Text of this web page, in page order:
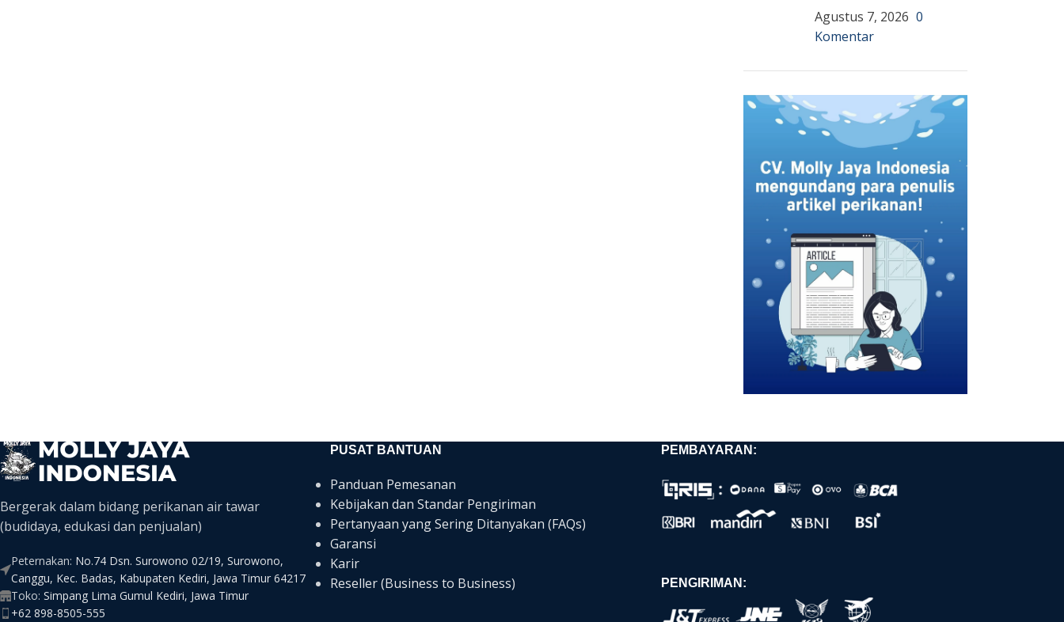
Agustus 7, 2026 0
Komentar
Bergerak dalam bidang perikanan air tawar
(budidaya, edukasi dan penjualan)
Peternakan: No.74 Dsn. Surowono 02/19, Surowono,
Canggu, Kec. Badas, Kabupaten Kediri, Jawa Timur 64217
Toko: Simpang Lima Gumul Kediri, Jawa Timur
+62 898-8505-555
PUSAT BANTUAN
Panduan Pemesanan
Kebijakan dan Standar Pengiriman
Pertanyaan yang Sering Ditanyakan (FAQs)
Garansi
Karir
Reseller (Business to Business)
PEMBAYARAN:
PENGIRIMAN: